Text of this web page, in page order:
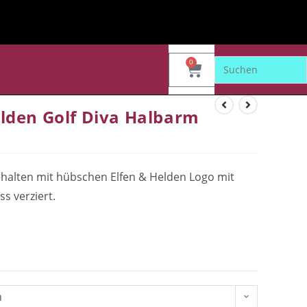
0
Golf Diva Halbarm
mit hübschen Elfen & Helden Logo mit
verziert.